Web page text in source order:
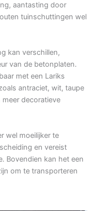
aantasting door
tuinschuttingen wel
kan verschillen,
van de betonplaten.
met een Lariks
antraciet, wit, taupe
decoratieve
wel moeilijker te
en vereist
Bovendien kan het een
om te transporteren